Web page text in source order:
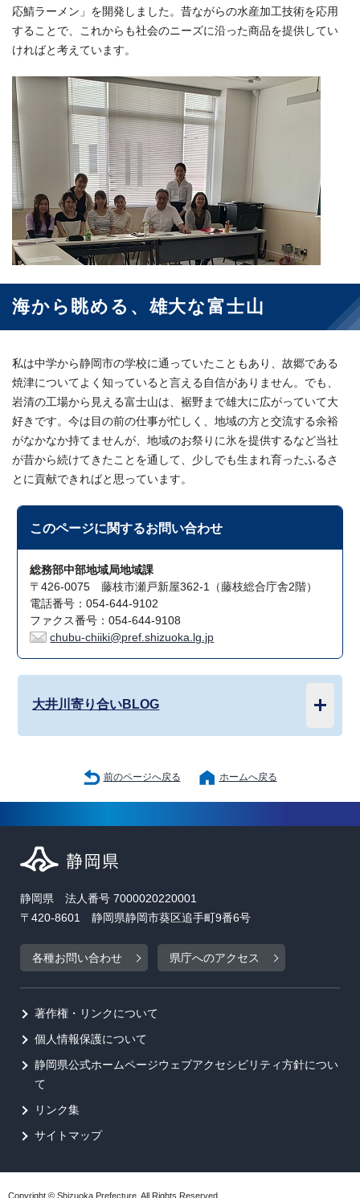
応鯖ラーメン」を開発しました。昔ながらの水産加工技術を応用
することで、これからも社会のニーズに沿った商品を提供してい
ければと考えています。
海から眺める、雄大な富士山
私は中学から静岡市の学校に通っていたこともあり、故郷である
焼津についてよく知っていると言える自信がありません。でも、
岩清の工場から見える富士山は、裾野まで雄大に広がっていて大
好きです。今は目の前の仕事が忙しく、地域の方と交流する余裕
がなかなか持てませんが、地域のお祭りに氷を提供するなど当社
が昔から続けてきたことを通して、少しでも生まれ育ったふるさ
とに貢献できればと思っています。
このページに関するお問い合わせ
総務部中部地域局地域課
〒426-0075 藤枝市瀬戸新屋362-1（藤枝総合庁舎2階）
電話番号：054-644-9102
ファクス番号：054-644-9108
chubu-chiiki@pref.shizuoka.lg.jp
大井川寄り合いBLOG
前のページへ戻る ホームへ戻る
静岡県 法人番号 7000020220001
〒420-8601 静岡県静岡市葵区追手町9番6号
各種お問い合わせ 県庁へのアクセス
著作権・リンクについて
個人情報保護について
静岡県公式ホームページウェブアクセシビリティ方針につい
て
リンク集
サイトマップ
Copyright © Shizuoka Prefecture. All Rights Reserved.